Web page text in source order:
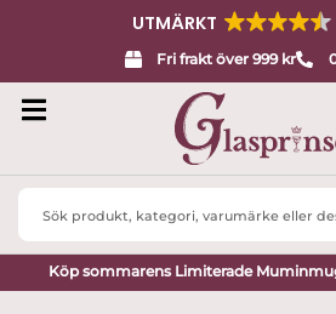
UTMÄRKT
Fri frakt över 999 kr
Search
Köp sommarens Limiterade